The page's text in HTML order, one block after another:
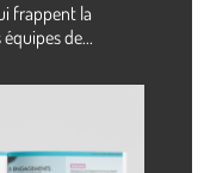
frappent la
de...